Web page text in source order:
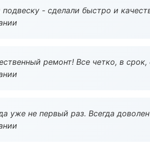
- сделали быстро и
ремонт! Все четко, в
уже не первый раз. Всегда